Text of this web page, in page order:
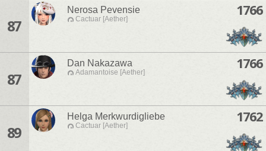
87
Nerosa Pevensie
Cactuar [Aether]
1766
87
Dan Nakazawa
Adamantoise [Aether]
1766
89
Helga Merkwurdigliebe
Cactuar [Aether]
1762